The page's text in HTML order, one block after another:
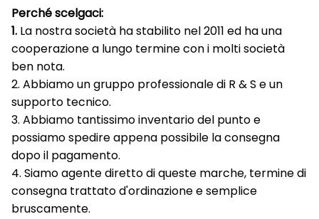
Perché scelgaci:
1. La nostra società ha stabilito nel 2011 ed ha una
cooperazione a lungo termine con i molti società
ben nota.
2. Abbiamo un gruppo professionale di R & S e un
supporto tecnico.
3. Abbiamo tantissimo inventario del punto e
possiamo spedire appena possibile la consegna
dopo il pagamento.
4. Siamo agente diretto di queste marche, termine di
consegna trattato d'ordinazione e semplice
bruscamente.